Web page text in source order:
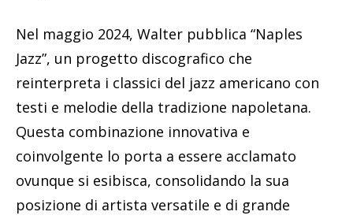
Nel maggio 2024, Walter pubblica “Naples
Jazz”, un progetto discografico che
reinterpreta i classici del jazz americano con
testi e melodie della tradizione napoletana.
Questa combinazione innovativa e
coinvolgente lo porta a essere acclamato
ovunque si esibisca, consolidando la sua
posizione di artista versatile e di grande